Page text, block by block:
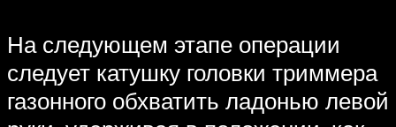
На следующем этапе операции
следует катушку головки триммера
газонного обхватить ладонью левой